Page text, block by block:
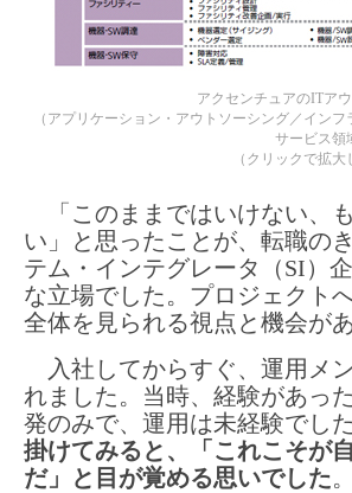
アクセンチュアのITア
（アプリケーション・アウトソーシング／イン
サービス領
（クリックで拡大
「このままではいけない、
い」と思ったことが、転職の
テム・インテグレータ（SI）
な立場でした。プロジェクト
全体を見られる視点と機会が
入社してからすぐ、運用メ
れました。当時、経験があっ
発のみで、運用は未経験でした
掛けてみると、「これこそが
だ」と目が覚める思いでした。